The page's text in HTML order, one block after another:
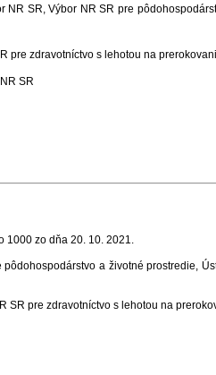
NR SR, Výbor NR SR pre
pre zdravotníctvo s lehotou na
SR
1000 zo dňa 20. 10. 2021
a životné prostredie,
SR pre zdravotníctvo s lehotou na